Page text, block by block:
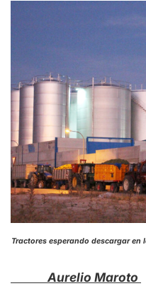
Tractores esperando
Foto:
Aurelio Maroto